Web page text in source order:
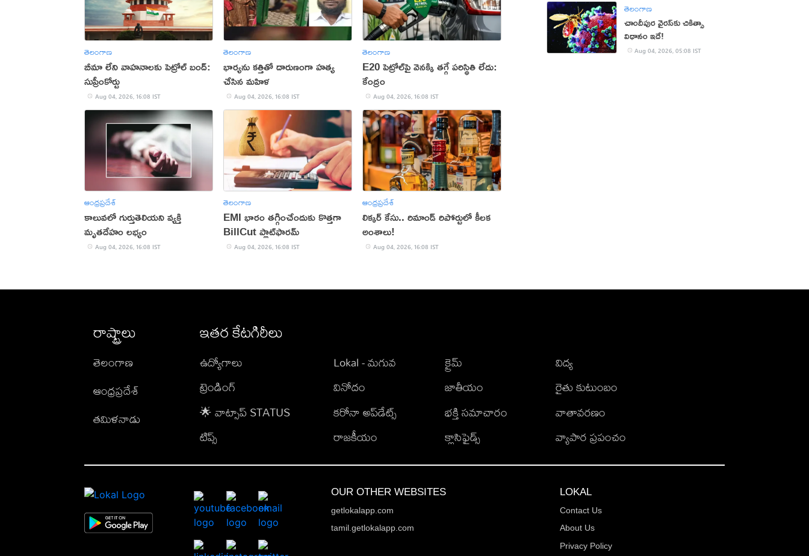
తెలంగాణ
బీమా లేని వాహనాలకు పెట్రోల్ బంద్:
సుప్రీంకోర్టు
Aug 04, 2026, 16:08 IST
తెలంగాణ
భార్యను కత్తితో దారుణంగా హత్య
చేసిన మహిళ
Aug 04, 2026, 16:08 IST
తెలంగాణ
E20 పెట్రోల్‌పై వెనక్కి తగ్గే పరిస్థితి లేదు:
కేంద్రం
Aug 04, 2026, 16:08 IST
ఆంధ్రప్రదేశ్
కాలువలో గుర్తుతెలియని వ్యక్తి
మృతదేహం లభ్యం
Aug 04, 2026, 16:08 IST
తెలంగాణ
EMI భారం తగ్గించేందుకు కొత్తగా
BillCut ప్లాట్‌ఫారమ్
Aug 04, 2026, 16:08 IST
ఆంధ్రప్రదేశ్
లిక్కర్ కేసు.. రిమాండ్​ రిపోర్టులో కీలక
అంశాలు!
Aug 04, 2026, 16:08 IST
తెలంగాణ
చాందీపుర వైరస్‌కు చికిత్సా
విధానం ఇదే!
Aug 04, 2026, 05:08 IST
రాష్ట్రాలు
తెలంగాణ
ఆంధ్రప్రదేశ్
తమిళనాడు
ఇతర కేటగిరీలు
ఉద్యోగాలు
ట్రెండింగ్
🌟 వాట్సాప్ STATUS
టిప్స్
Lokal - మగువ
వినోదం
కరోనా అప్‌డేట్స్
రాజకీయం
క్రైమ్
జాతీయం
భక్తి సమాచారం
క్లాసిఫైడ్స్
విద్య
రైతు కుటుంబం
వాతావరణం
వ్యాపార ప్రపంచం
OUR OTHER WEBSITES
getlokalapp.com
tamil.getlokalapp.com
LOKAL
Contact Us
About Us
Privacy Policy